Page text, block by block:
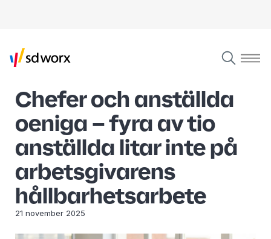
Chefer och anställda
oeniga – fyra av tio
anställda litar inte på
arbetsgivarens
hållbarhetsarbete
21 november 2025